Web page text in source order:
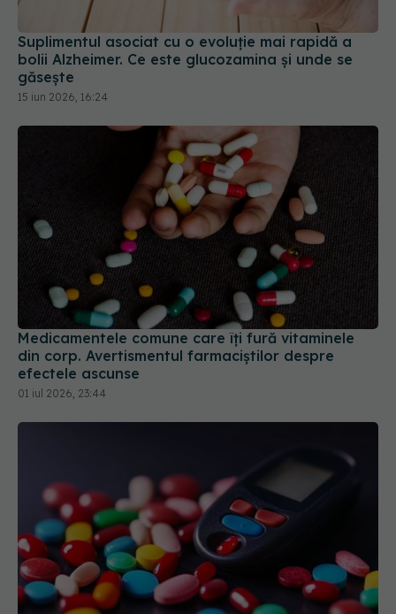
Suplimentul asociat cu o evoluție mai rapidă a
bolii Alzheimer. Ce este glucozamina și unde se
găsește
15 iun 2026, 16:24
Medicamentele comune care îți fură vitaminele
din corp. Avertismentul farmaciștilor despre
efectele ascunse
01 iul 2026, 23:44
Cum ajută metformin controlul glicemiei